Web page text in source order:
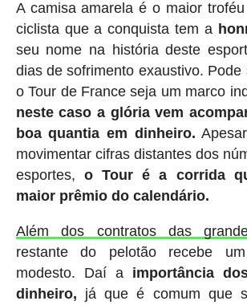
A camisa amarela é o maior
ciclista que a conquista tem a
seu nome na história deste
dias de sofrimento exaustivo. Pode
o Tour de France seja um marco
neste caso a glória vem
boa quantia em dinheiro.
movimentar cifras distantes dos
esportes, o Tour é a corrida
maior prêmio do calendário.
Além dos contratos das
restante do pelotão recebe
modesto. Daí a importância
dinheiro, já que é comum que